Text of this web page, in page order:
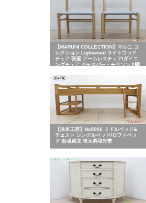
【MARUNI COLLECTION】マルニ コ
レクション Lightwood ライトウッド
チェア 張座 アームレスチェア/ダイニ
ングチェア ジャスパー・モリソン 2脚
【浜本工芸】No5000 ミドルベッド&
チェスト シングルベッド/ロフトベッ
ド 出張買取 埼玉県和光市